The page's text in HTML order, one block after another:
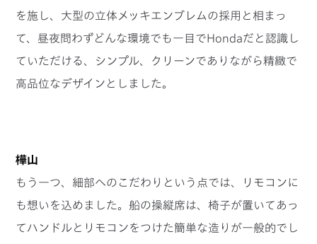
を施し、大型の立体メッキエンブレムの採用と相まっ
て、昼夜問わずどんな環境でも一目でHondaだと認識し
ていただける、シンプル、クリーンでありながら精緻で
高品位なデザインとしました。
樺山
もう一つ、細部へのこだわりという点では、リモコンに
も想いを込めました。船の操縦席は、椅子が置いてあっ
てハンドルとリモコンをつけた簡単な造りが一般的でし